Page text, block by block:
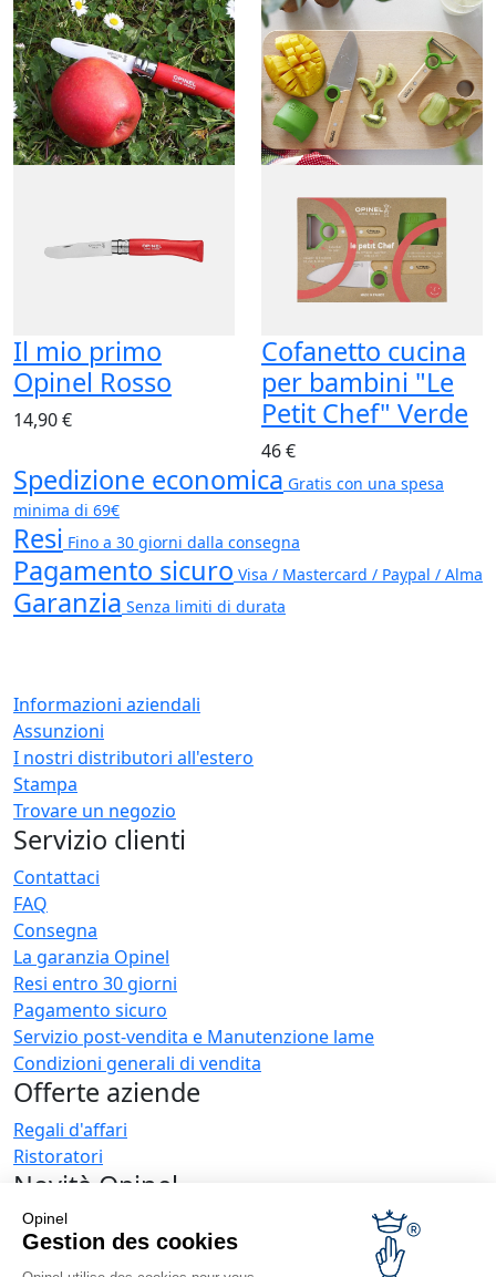
Opinel
Gestion des cookies
Il mio primo
Opinel Rosso
14,90 €
Cofanetto cucina
per bambini "Le
Petit Chef" Verde
46 €
Spedizione economica Gratis con una spesa
minima di 69€
Resi Fino a 30 giorni dalla consegna
Pagamento sicuro Visa / Mastercard / Paypal / Alma
Garanzia Senza limiti di durata
Informazioni aziendali
Assunzioni
I nostri distributori all'estero
Stampa
Trovare un negozio
Servizio clienti
Contattaci
FAQ
Consegna
La garanzia Opinel
Resi entro 30 giorni
Pagamento sicuro
Servizio post-vendita e Manutenzione lame
Condizioni generali di vendita
Offerte aziende
Regali d'affari
Ristoratori
Novità Opinel
Ricevi le news
Trovaci